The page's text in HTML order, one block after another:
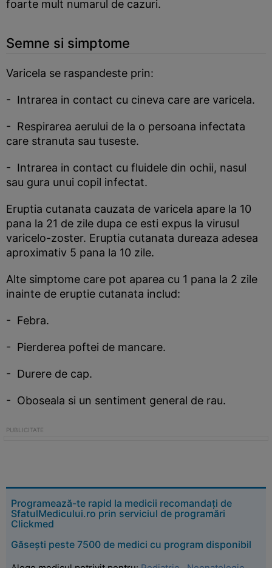
foarte mult numarul de cazuri.
Semne si simptome
Varicela se raspandeste prin:
- Intrarea in contact cu cineva care are varicela.
- Respirarea aerului de la o persoana infectata
care stranuta sau tuseste.
- Intrarea in contact cu fluidele din ochii, nasul
sau gura unui copil infectat.
Eruptia cutanata cauzata de varicela apare la 10
pana la 21 de zile dupa ce esti expus la virusul
varicelo-zoster. Eruptia cutanata dureaza adesea
aproximativ 5 pana la 10 zile.
Alte simptome care pot aparea cu 1 pana la 2 zile
inainte de eruptie cutanata includ:
- Febra.
- Pierderea poftei de mancare.
- Durere de cap.
- Oboseala si un sentiment general de rau.
Programează-te rapid la medicii recomandați de
SfatulMedicului.ro prin serviciul de programări
Clickmed
Găsești peste 7500 de medici cu program disponibil